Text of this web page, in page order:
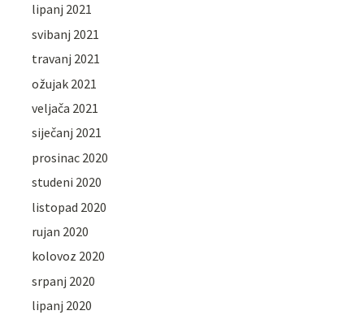
lipanj 2021
svibanj 2021
travanj 2021
ožujak 2021
veljača 2021
siječanj 2021
prosinac 2020
studeni 2020
listopad 2020
rujan 2020
kolovoz 2020
srpanj 2020
lipanj 2020